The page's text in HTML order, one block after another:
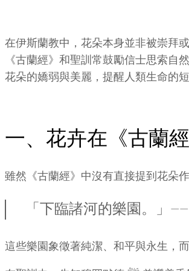
在伊斯蘭教中，花朵本身並非被崇拜
《古蘭經》和聖訓常鼓勵信士思索自
花朵的嬌弱與美麗，提醒人類生命的
一、花卉在《古蘭
雖然《古蘭經》中沒有直接提到花朵
「下臨諸河的樂園。」
這些樂園象徵著純潔、和平與永生，